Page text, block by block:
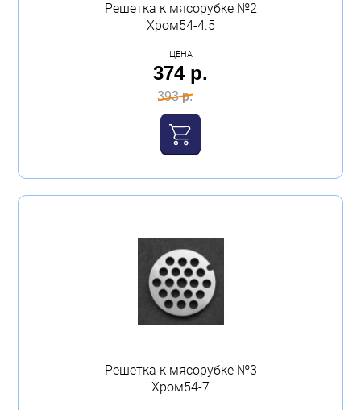
Решетка к мясорубке №2
Хром54-4.5
ЦЕНА
374 р.
393 р.
Решетка к мясорубке №3
Хром54-7